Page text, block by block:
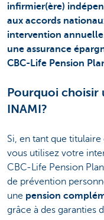
infirmier(ère)
aux accords
intervention
une assurance
CBC-Life Pension
Pourquoi choisir
INAMI?
Si, en tant que
vous utilisez votre
CBC-Life Pension
de prévention
une pension
grâce à des garanties